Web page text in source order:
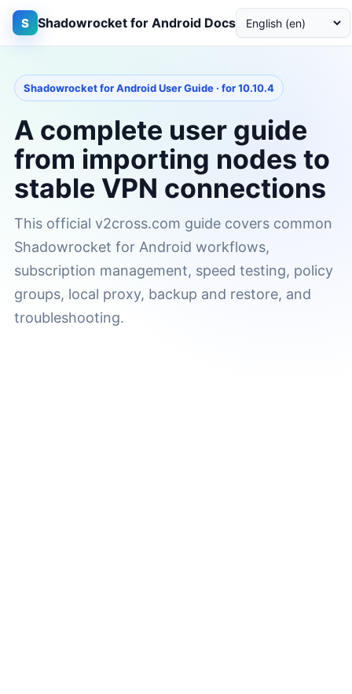
S Shadowrocket for Android Docs
Shadowrocket for Android User Guide · for 10.10.4
A complete user guide
from importing nodes to
stable VPN connections
This official v2cross.com guide covers common
Shadowrocket for Android workflows,
subscription management, speed testing, policy
groups, local proxy, backup and restore, and
troubleshooting.